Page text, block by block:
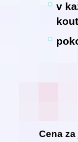
v
Cena